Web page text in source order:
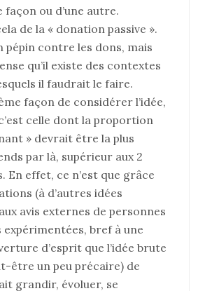
façon ou d’une autre.
de la « donation passive ».
pépin contre les dons, mais
qu’il existe des contextes
il faudrait le faire.
façon de considérer l’idée,
celle dont la proportion
» devrait être la plus
par là, supérieur aux 2
En effet, ce n’est que grâce
(à d’autres idées
avis externes de personnes
expérimentées, bref à une
d’esprit que l’idée brute
être un peu précaire) de
grandir, évoluer, se